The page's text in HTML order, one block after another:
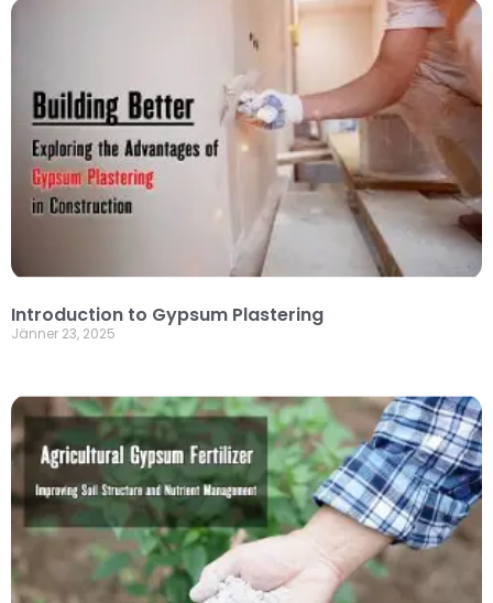
Introduction to Gypsum Plastering
Jänner 23, 2025